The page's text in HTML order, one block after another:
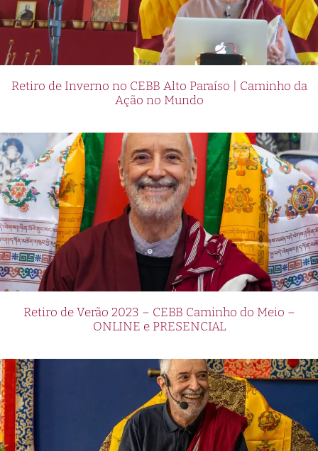
Retiro de Inverno no CEBB Alto Paraíso | Caminho da
Ação no Mundo
Retiro de Verão 2023 – CEBB Caminho do Meio –
ONLINE e PRESENCIAL